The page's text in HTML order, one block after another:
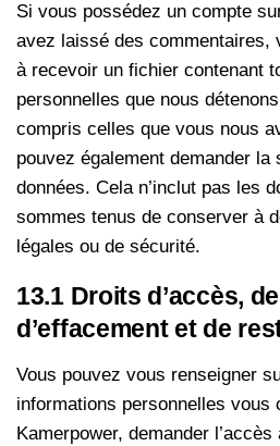
Si vous possédez un compte
avez laissé des commentaires,
à recevoir un fichier contenant
personnelles que nous
compris celles que vous nous
pouvez également demander la
données. Cela n’inclut pas les
sommes tenus de conserver à
légales ou de sécurité.
13.1 Droits d’accès,
d’effacement et de
Vous pouvez vous renseigner
informations personnelles vous
Kamerpower, demander